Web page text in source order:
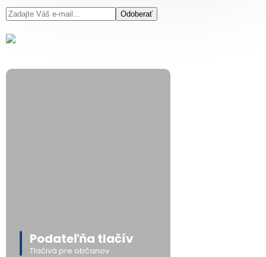
Odoberať
Podateľňa tlačív
Tlačivá pre občanov